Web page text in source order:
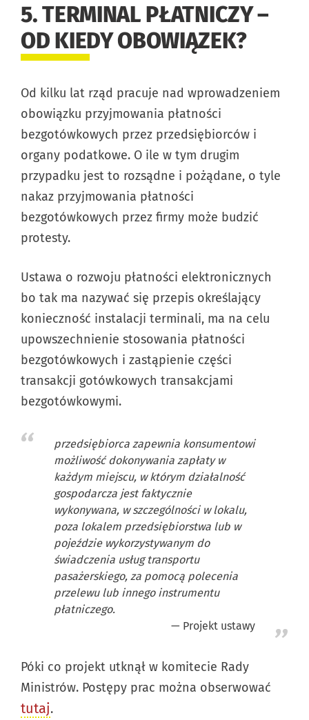
5. TERMINAL PŁATNICZY –
OD KIEDY OBOWIĄZEK?
Od kilku lat rząd pracuje nad wprowadzeniem
obowiązku przyjmowania płatności
bezgotówkowych przez przedsiębiorców i
organy podatkowe. O ile w tym drugim
przypadku jest to rozsądne i pożądane, o tyle
nakaz przyjmowania płatności
bezgotówkowych przez firmy może budzić
protesty.
Ustawa o rozwoju płatności elektronicznych
bo tak ma nazywać się przepis określający
konieczność instalacji terminali, ma na celu
upowszechnienie stosowania płatności
bezgotówkowych i zastąpienie części
transakcji gotówkowych transakcjami
bezgotówkowymi.
przedsiębiorca zapewnia konsumentowi
możliwość dokonywania zapłaty w
każdym miejscu, w którym działalność
gospodarcza jest faktycznie
wykonywana, w szczególności w lokalu,
poza lokalem przedsiębiorstwa lub w
pojeździe wykorzystywanym do
świadczenia usług transportu
pasażerskiego, za pomocą polecenia
przelewu lub innego instrumentu
płatniczego.
Projekt ustawy
Póki co projekt utknął w komitecie Rady
Ministrów. Postępy prac można obserwować
tutaj.